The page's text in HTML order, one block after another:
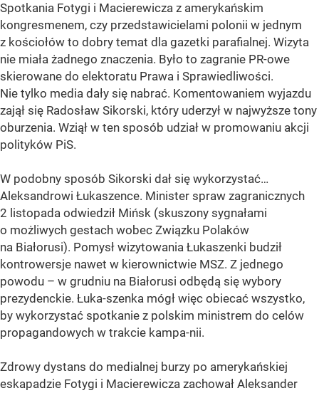
Spotkania Fotygi i Macierewicza z amerykańskim
kongresmenem, czy przedstawicielami polonii w jednym
z kościołów to dobry temat dla gazetki parafialnej. Wizyta
nie miała żadnego znaczenia. Było to zagranie PR-owe
skierowane do elektoratu Prawa i Sprawiedliwości.
Nie tylko media dały się nabrać. Komentowaniem wyjazdu
zajął się Radosław Sikorski, który uderzył w najwyższe tony
oburzenia. Wziął w ten sposób udział w promowaniu akcji
polityków PiS.
W podobny sposób Sikorski dał się wykorzystać…
Aleksandrowi Łukaszence. Minister spraw zagranicznych
2 listopada odwiedził Mińsk (skuszony sygnałami
o możliwych gestach wobec Związku Polaków
na Białorusi). Pomysł wizytowania Łukaszenki budził
kontrowersje nawet w kierownictwie MSZ. Z jednego
powodu – w grudniu na Białorusi odbędą się wybory
prezydenckie. Łuka-szenka mógł więc obiecać wszystko,
by wykorzystać spotkanie z polskim ministrem do celów
propagandowych w trakcie kampa-nii.
Zdrowy dystans do medialnej burzy po amerykańskiej
eskapadzie Fotygi i Macierewicza zachował Aleksander